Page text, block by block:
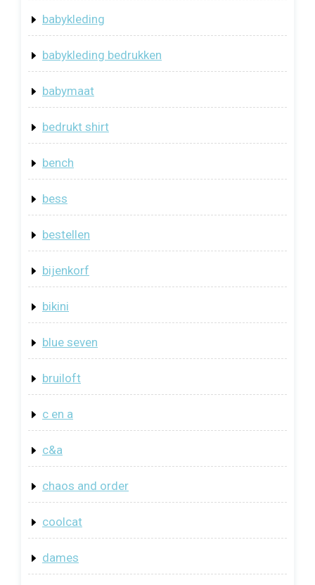
babykleding
babykleding bedrukken
babymaat
bedrukt shirt
bench
bess
bestellen
bijenkorf
bikini
blue seven
bruiloft
c en a
c&a
chaos and order
coolcat
dames